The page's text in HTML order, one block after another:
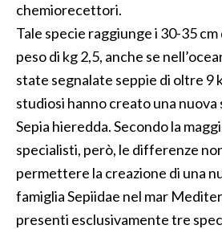
chemiorecettori.
Tale specie raggiunge i 30-35 cm
peso di kg 2,5, anche se
state segnalate seppie di oltre 9
studiosi hanno creato una
Sepia hieredda. Secondo la
specialisti, però, le differenze
permettere la creazione di una
famiglia Sepiidae nel mar
presenti esclusivamente tre